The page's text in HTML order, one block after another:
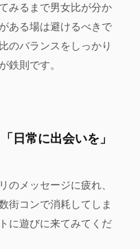
みるまで男女比が分か
ある場は避けるべきで
のバランスをしっかり
鉄則です。
日常に出会いを」
のメッセージに疲れ、
街コンで消耗してしま
に遊びに来てみてくだ